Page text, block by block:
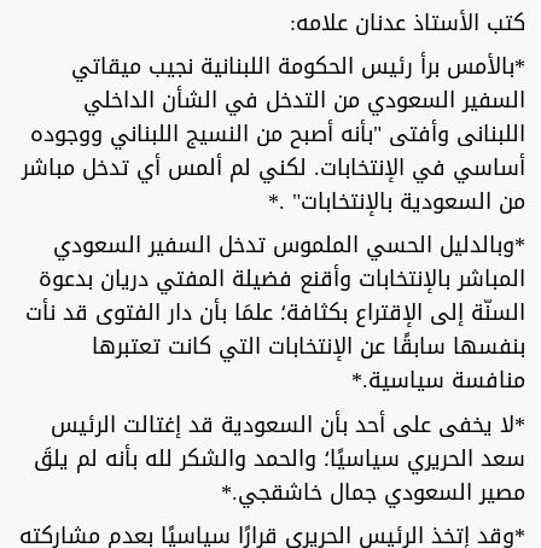
كتب الأستاذ عدنان علامه:
*بالأمس برأ رئيس الحكومة اللبنانية نجيب ميقاتي
السفير السعودي من التدخل في الشأن الداخلي
اللبنانى وأفتى "بأنه أصبح من النسيج اللبناني ووجوده
أساسي في الإنتخابات. لكني لم ألمس أي تدخل مباشر
من السعودية بالإنتخابات" .*
*وبالدليل الحسي الملموس تدخل السفير السعودي
المباشر بالإنتخابات وأقنع فضيلة المفتي دريان بدعوة
السنّة إلى الإقتراع بكثافة؛ علمَا بأن دار الفتوى قد نأت
بنفسها سابقًا عن الإنتخابات التي كانت تعتبرها
منافسة سياسية.*
*لا يخفى على أحد بأن السعودية قد إغتالت الرئيس
سعد الحريري سياسيًا؛ والحمد والشكر لله بأنه لم يلقَ
مصير السعودي جمال خاشقجي.*
*وقد إتخذ الرئيس الحريري قرارًا سياسيًا بعدم مشاركته